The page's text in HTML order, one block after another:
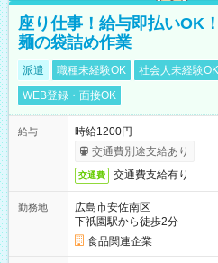
座り仕事！給与即払いOK
麺の袋詰め作業
派遣 職種未経験OK 社会人未経験OK
WEB登録・面接OK
給与
時給1200円
交通費別途支給あり
交通費 交通費支給有り
勤務地
広島市安佐南区
下祇園駅から徒歩2分
食品関連企業